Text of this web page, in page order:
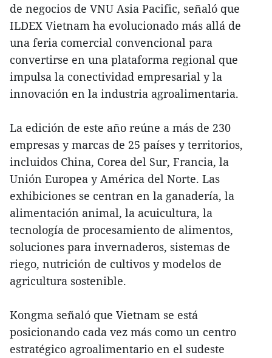
de negocios de VNU Asia Pacific, señaló que
ILDEX Vietnam ha evolucionado más allá de
una feria comercial convencional para
convertirse en una plataforma regional que
impulsa la conectividad empresarial y la
innovación en la industria agroalimentaria.
La edición de este año reúne a más de 230
empresas y marcas de 25 países y territorios,
incluidos China, Corea del Sur, Francia, la
Unión Europea y América del Norte. Las
exhibiciones se centran en la ganadería, la
alimentación animal, la acuicultura, la
tecnología de procesamiento de alimentos,
soluciones para invernaderos, sistemas de
riego, nutrición de cultivos y modelos de
agricultura sostenible.
Kongma señaló que Vietnam se está
posicionando cada vez más como un centro
estratégico agroalimentario en el sudeste